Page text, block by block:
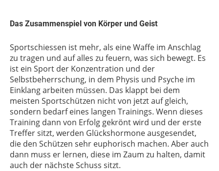
Das Zusammenspiel von Körper und Geist
Sportschiessen ist mehr, als eine Waffe im Anschlag
zu tragen und auf alles zu feuern, was sich bewegt. Es
ist ein Sport der Konzentration und der
Selbstbeherrschung, in dem Physis und Psyche im
Einklang arbeiten müssen. Das klappt bei dem
meisten Sportschützen nicht von jetzt auf gleich,
sondern bedarf eines langen Trainings. Wenn dieses
Training dann von Erfolg gekrönt wird und der erste
Treffer sitzt, werden Glückshormone ausgesendet,
die den Schützen sehr euphorisch machen. Aber auch
dann muss er lernen, diese im Zaum zu halten, damit
auch der nächste Schuss sitzt.